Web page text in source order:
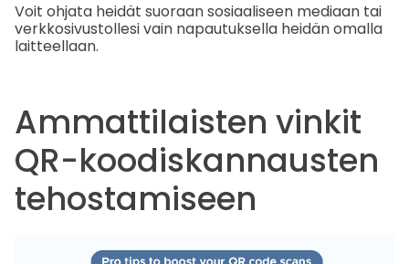
Voit ohjata heidät suoraan sosiaaliseen mediaan tai
verkkosivustollesi vain napautuksella heidän omalla
laitteellaan.
Ammattilaisten vinkit
QR-koodiskannausten
tehostamiseen